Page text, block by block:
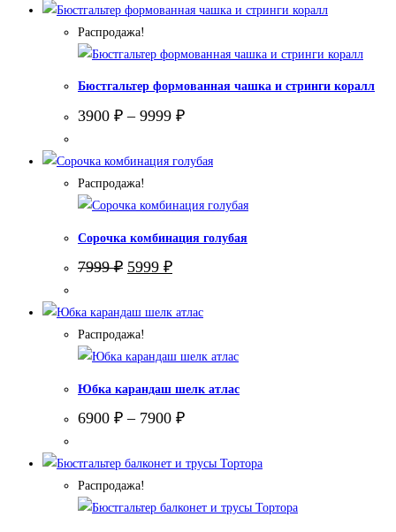
11900 ₽.
Распродажа!
Бюстгальтер формованная чашка и стринги коралл
3900 ₽ – 9999 ₽
Распродажа!
Сорочка комбинация голубая
7999₽ Первоначальная
7999 ₽.
5999 ₽Текущая
Распродажа!
Юбка карандаш шелк атлас
6900 ₽ – 7900 ₽
Распродажа!